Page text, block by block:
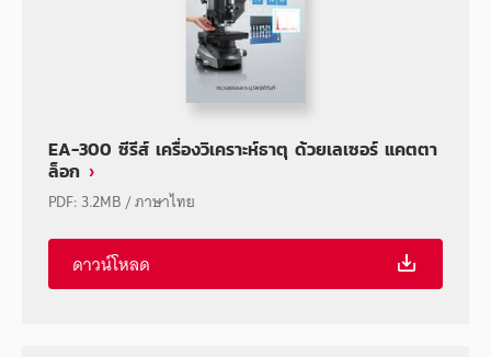
EA-300 ซีรีส์ เครื่องวิเคราะห์ธาตุ ด้วยเลเซอร์ แคตตา
ล็อก
PDF: 3.2MB/ภาษาไทย
ดาวน์โหลด